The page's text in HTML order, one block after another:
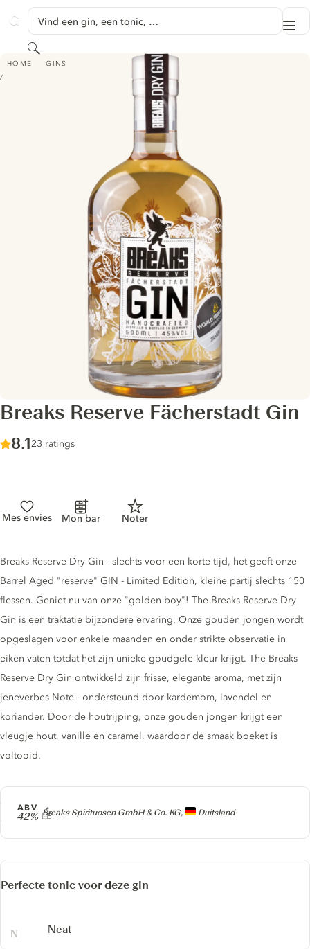
GINVENTORY
Vind een gin, een tonic, …
Zoeken
HOME GINS
BREAKS RESERVE FÄCHERSTADT GIN
Breaks Reserve Fächerstadt Gin
Score :
8.1/ 10
23 ratings
Mes envies Mon bar Noter
Producer
Breaks Spirituosen GmbH & Co. KG, Duitsland
ABV
42%
Gin description
Breaks Reserve Dry Gin - slechts voor een korte tijd, het geeft onze
Barrel Aged "reserve" GIN - Limited Edition, kleine partij slechts 150
flessen. Geniet nu van onze "golden boy"! The Breaks Reserve Dry
Gin is een traktatie bijzondere ervaring. Onze gouden jongen wordt
opgeslagen voor enkele maanden en onder strikte observatie in
eiken vaten totdat het zijn unieke goudgele kleur krijgt. The Breaks
Reserve Dry Gin ontwikkeld zijn frisse, elegante aroma, met zijn
jeneverbes Note - ondersteund door kardemom, lavendel en
koriander. Door de houtrijping, onze gouden jongen krijgt een
vleugje hout, vanille en caramel, waardoor de smaak boeket is
voltooid.
Perfecte tonic voor deze gin
Neat